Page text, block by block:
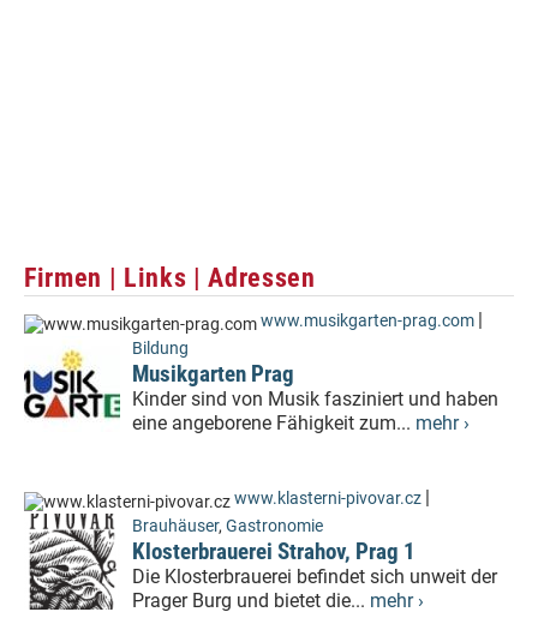
Firmen | Links | Adressen
www.musikgarten-prag.com |
Bildung
Musikgarten Prag
Kinder sind von Musik fasziniert und haben
eine angeborene Fähigkeit zum... mehr ›
www.klasterni-pivovar.cz |
Brauhäuser, Gastronomie
Klosterbrauerei Strahov, Prag 1
Die Klosterbrauerei befindet sich unweit der
Prager Burg und bietet die... mehr ›